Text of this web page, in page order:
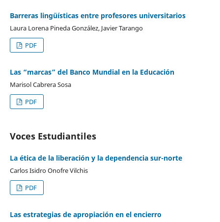
Barreras lingüísticas entre profesores universitarios
Laura Lorena Pineda González, Javier Tarango
PDF
Las “marcas” del Banco Mundial en la Educación
Marisol Cabrera Sosa
PDF
Voces Estudiantiles
La ética de la liberación y la dependencia sur-norte
Carlos Isidro Onofre Vilchis
PDF
Las estrategias de apropiación en el encierro